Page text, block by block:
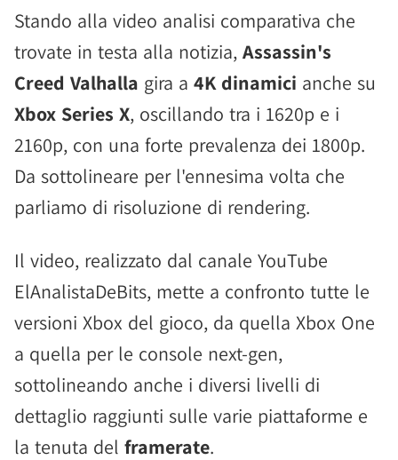
Stando alla video analisi comparativa che
trovate in testa alla notizia, Assassin's
Creed Valhalla gira a 4K dinamici anche su
Xbox Series X, oscillando tra i 1620p e i
2160p, con una forte prevalenza dei 1800p.
Da sottolineare per l'ennesima volta che
parliamo di risoluzione di rendering.
Il video, realizzato dal canale YouTube
ElAnalistaDeBits, mette a confronto tutte le
versioni Xbox del gioco, da quella Xbox One
a quella per le console next-gen,
sottolineando anche i diversi livelli di
dettaglio raggiunti sulle varie piattaforme e
la tenuta del framerate.